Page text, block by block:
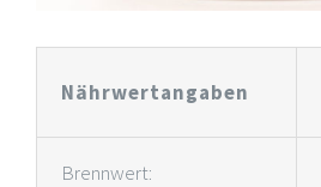
Nährwertangaben
Brennwert: